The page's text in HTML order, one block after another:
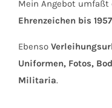
Mein Angebot umfaßt
Ehrenzeichen bis 1957
Ebenso
Uniformen, Fotos,
Militaria.